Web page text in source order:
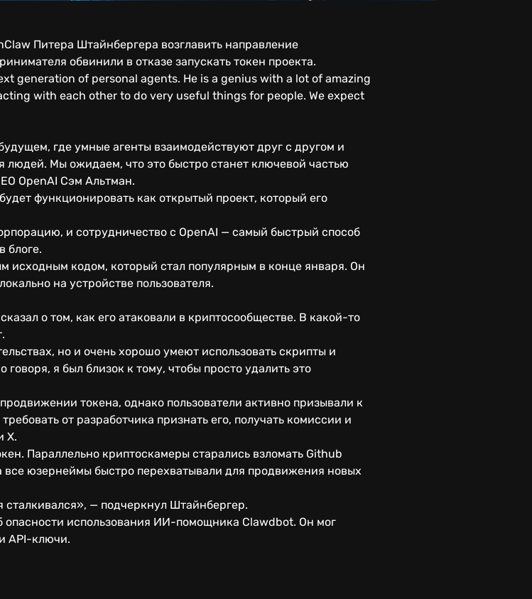
Питера Штайнбергера возглавить направление
обвинили в отказе запускать токен проекта.
generation of personal agents. He is a genius with a lot of amazing
with each other to do very useful things for people. We expect
где умные агенты взаимодействуют друг с другом и
людей. Мы ожидаем, что это быстро станет ключевой частью
OpenAI Сэм Альтман.
функционировать как открытый проект, который его
и сотрудничество с OpenAI — самый быстрый способ
блоге.
исходным кодом, который стал популярным в конце января. Он
на устройстве пользователя.
о том, как его атаковали в криптосообществе. В какой-то
но и очень хорошо умеют использовать скрипты и
я был близок к тому, чтобы просто удалить это
токена, однако пользователи активно призывали к
от разработчика признать его, получать комиссии и
X.
Параллельно криптоскамеры старались взломать Github
все юзернеймы быстро перехватывали для продвижения новых
— подчеркнул Штайнбергер.
использования ИИ-помощника Clawdbot. Он мог
API-ключи.